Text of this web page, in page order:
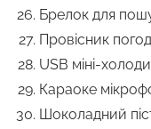
Брелок для
Провісник
USB міні-
Караоке
Шоколадний